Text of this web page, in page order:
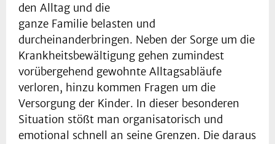
den Alltag und die
ganze Familie belasten und
durcheinanderbringen. Neben der Sorge um die
Krankheitsbewältigung gehen zumindest
vorübergehend gewohnte Alltagsabläufe
verloren, hinzu kommen Fragen um die
Versorgung der Kinder. In dieser besonderen
Situation stößt man organisatorisch und
emotional schnell an seine Grenzen. Die daraus